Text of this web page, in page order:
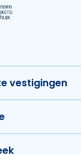
vestigingen